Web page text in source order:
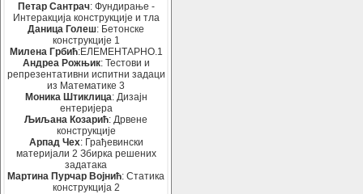
Петар Сантрач: Фундирање -
Интеракција конструкције и тла
Даница Голеш: Бетонске
конструкције 1
Милена Грбић:ЕЛЕМЕНТАРНО.1
Андреа Рожњик: Тестови и
репрезентативни испитни задаци
из Математике 3
Моника Штиклица: Дизајн
ентеријера
Љиљана Козарић: Дрвене
конструкције
Арпад Чех: Грађевински
материјали 2 Збирка решених
задатака
Мартина Пурчар Војнић: Статика
конструкција 2